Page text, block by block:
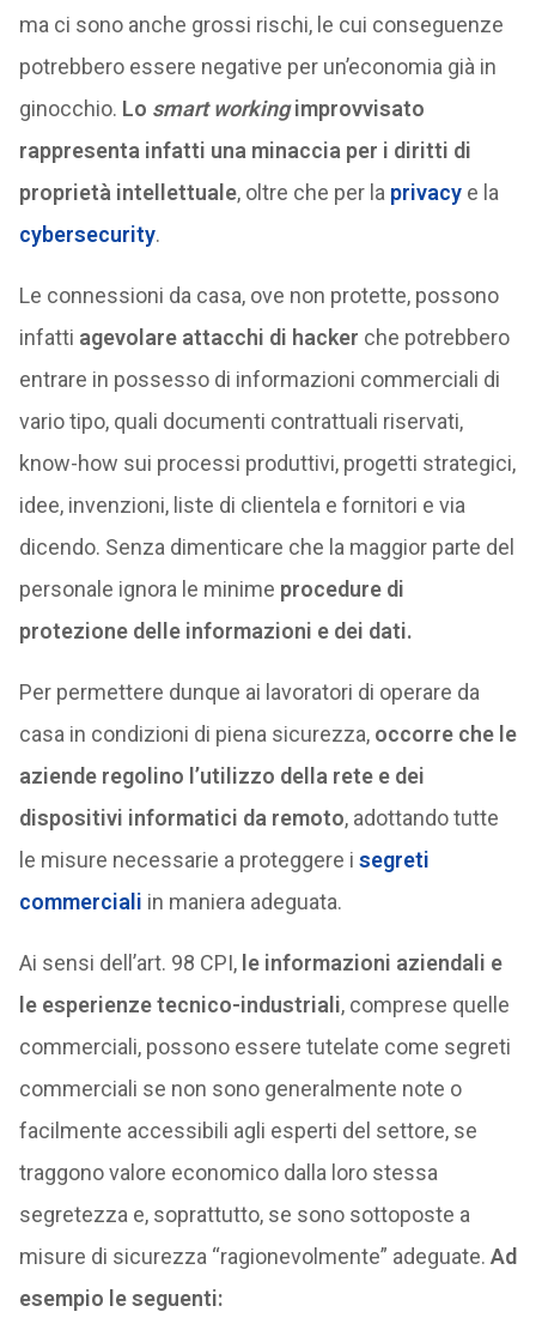
ma ci sono anche grossi rischi, le cui conseguenze
potrebbero essere negative per un’economia già in
ginocchio. Lo smart workingimprovvisato
rappresenta infatti una minaccia per i diritti di
proprietà intellettuale, oltre che per la privacye la
cybersecurity.
Le connessioni da casa, ove non protette, possono
infatti agevolare attacchi di hacker che potrebbero
entrare in possesso di informazioni commerciali di
vario tipo, quali documenti contrattuali riservati,
know-how sui processi produttivi, progetti strategici,
idee, invenzioni, liste di clientela e fornitori e via
dicendo. Senza dimenticare che la maggior parte del
personale ignora le minime procedure di
protezione delle informazioni e dei dati.
Per permettere dunque ai lavoratori di operare da
casa in condizioni di piena sicurezza, occorre che le
aziende regolino l’utilizzo della rete e dei
dispositivi informatici da remoto, adottando tutte
le misure necessarie a proteggere i segreti
commerciali in maniera adeguata.
Ai sensi dell’art. 98 CPI, le informazioni aziendali e
le esperienze tecnico-industriali, comprese quelle
commerciali, possono essere tutelate come segreti
commerciali se non sono generalmente note o
facilmente accessibili agli esperti del settore, se
traggono valore economico dalla loro stessa
segretezza e, soprattutto, se sono sottoposte a
misure di sicurezza “ragionevolmente” adeguate. Ad
esempio le seguenti: